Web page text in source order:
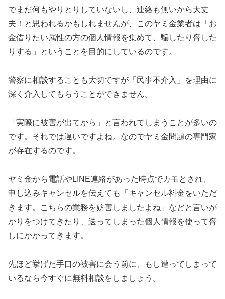
でまだ何もやりとりしていないし、連絡も無いから大丈
夫！と思われるかもしれませんが、このヤミ金業者は「お
金借りたい属性の方の個人情報を集めて、騙したり脅した
りする」ということを目的にしているのです。
警察に相談することも大切ですが「民事不介入」を理由に
深く介入してもらうことができません。
「実際に被害が出てから」と言われてしまうことが多いの
です。それでは遅いですよね。なのでヤミ金問題の専門家
が存在するのです。
ヤミ金から電話やLINE連絡があった時点でカモとされ、
申し込みキャンセルを伝えても「キャンセル料金をいただ
きます。こちらの業務を妨害しましたよね」などと言いが
かりをつけてきたり、送ってしまった個人情報を使って脅
しにかかってきます。
先ほど挙げた手口の被害に会う前に、もし遭ってしまって
いるなら今すぐに無料相談をしましょう。